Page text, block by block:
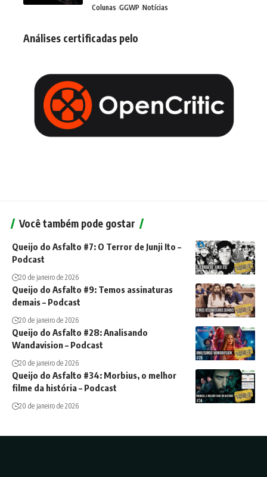
Colunas GGWP Notícias
Análises certificadas pelo
Você também pode gostar
Queijo do Asfalto #7: O Terror de Junji Ito –
Podcast
20 de janeiro de 2026
Queijo do Asfalto #9: Temos assinaturas
demais – Podcast
20 de janeiro de 2026
Queijo do Asfalto #28: Analisando
Wandavision – Podcast
20 de janeiro de 2026
Queijo do Asfalto #34: Morbius, o melhor
filme da história – Podcast
20 de janeiro de 2026